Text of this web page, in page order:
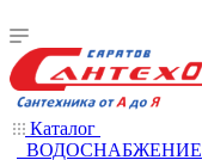
Каталог
ВОДОСНАБЖЕНИЕ